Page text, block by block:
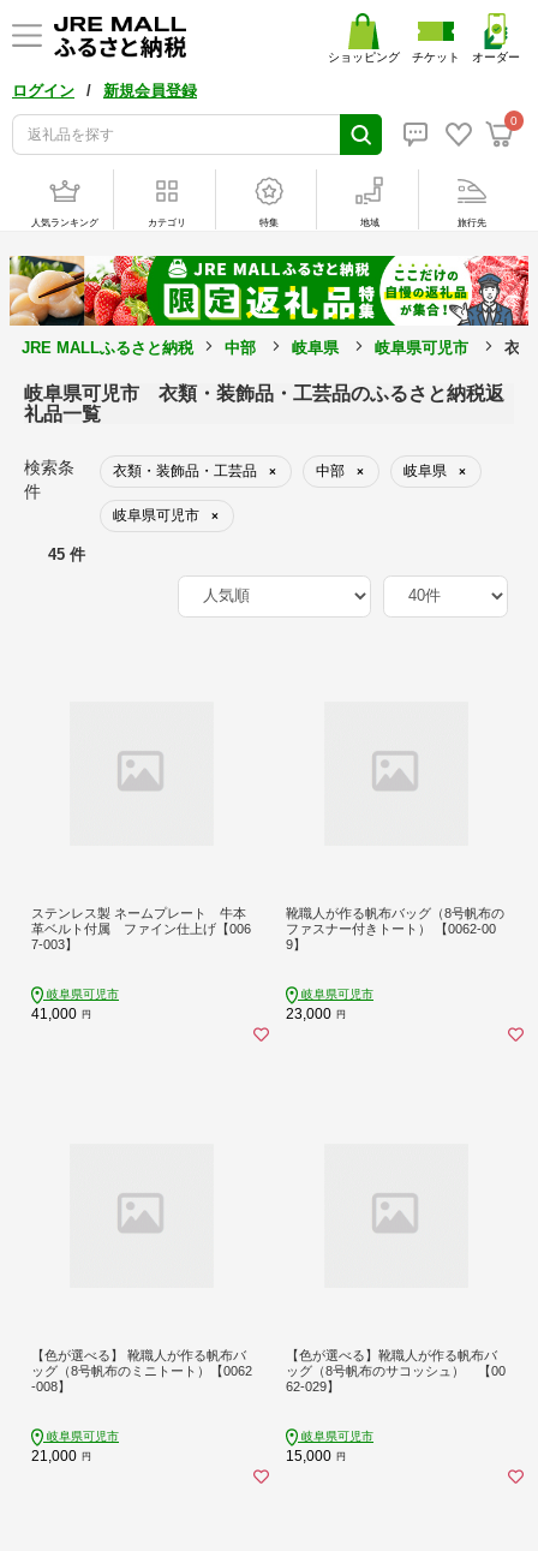
ログイン / 新規会員登録
0
ショッピング チケット オーダー
人気ランキング カテゴリ 特集 地域 旅行先
JRE MALLふるさと納税 中部 岐阜県 岐阜県可児市 衣
岐阜県可児市 衣類・装飾品・工芸品のふるさと納税返
礼品一覧
検索条
件
衣類・装飾品・工芸品 × 中部 × 岐阜県 ×
岐阜県可児市 ×
45 件
ステンレス製 ネームプレート 牛本
革ベルト付属 ファイン仕上げ【006
7-003】
岐阜県可児市
41,000 円
靴職人が作る帆布バッグ（8号帆布の
ファスナー付きトート） 【0062-00
9】
岐阜県可児市
23,000 円
【色が選べる】 靴職人が作る帆布バ
ッグ（8号帆布のミニトート）【0062
-008】
岐阜県可児市
21,000 円
【色が選べる】靴職人が作る帆布バ
ッグ（8号帆布のサコッシュ） 【00
62-029】
岐阜県可児市
15,000 円